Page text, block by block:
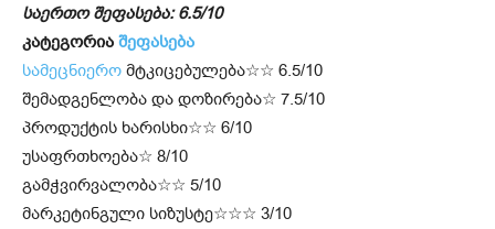
საერთო შეფასება: 6.5/10
კატეგორია შეფასება
სამეცნიერო მტკიცებულება☆☆ 6.5/10
შემადგენლობა და დოზირება☆ 7.5/10
პროდუქტის ხარისხი☆☆ 6/10
უსაფრთხოება☆ 8/10
გამჭვირვალობა☆☆ 5/10
მარკეტინგული სიზუსტე☆☆☆ 3/10